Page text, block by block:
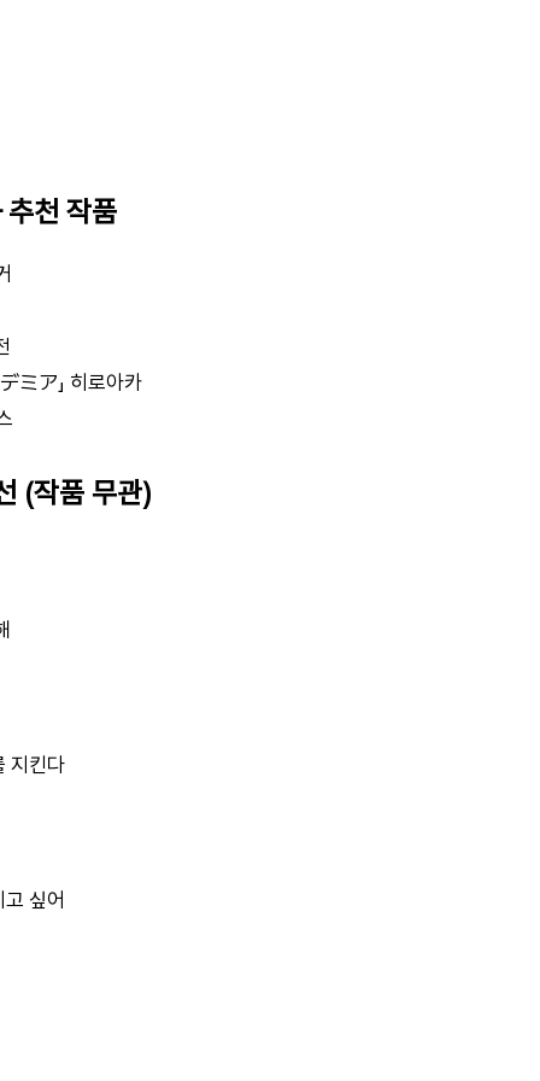
천 작품
ミア」 히로아카
(작품 무관)
지킨다
싶어